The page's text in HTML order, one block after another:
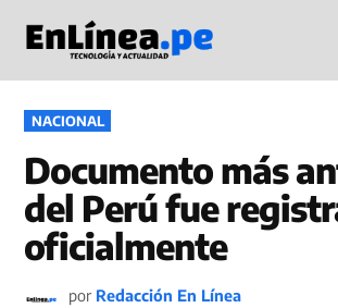
contenido
en Línea
PUBLICADO
EN
NACIONAL
Documento más
del Perú fue
oficialmente
por Redacción En Línea